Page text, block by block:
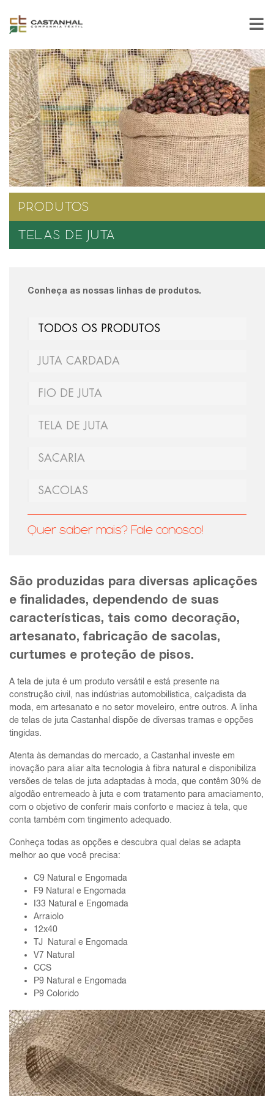
PRODUTOS
TELAS DE JUTA
Conheça as nossas linhas de produtos.
TODOS OS PRODUTOS
JUTA CARDADA
FIO DE JUTA
TELA DE JUTA
SACARIA
SACOLAS
Quer saber mais? Fale conosco!
São produzidas para diversas aplicações
e finalidades, dependendo de suas
características, tais como decoração,
artesanato, fabricação de sacolas,
curtumes e proteção de pisos.
A tela de juta é um produto versátil e está presente na
construção civil, nas indústrias automobilística, calçadista da
moda, em artesanato e no setor moveleiro, entre outros. A linha
de telas de juta Castanhal dispõe de diversas tramas e opções
tingidas.
Atenta às demandas do mercado, a Castanhal investe em
inovação para aliar alta tecnologia à fibra natural e disponibiliza
versões de telas de juta adaptadas à moda, que contêm 30% de
algodão entremeado à juta e com tratamento para amaciamento,
com o objetivo de conferir mais conforto e maciez à tela, que
conta também com tingimento adequado.
Conheça todas as opções e descubra qual delas se adapta
melhor ao que você precisa:
C9 Natural e Engomada
F9 Natural e Engomada
I33 Natural e Engomada
Arraiolo
12x40
TJ Natural e Engomada
V7 Natural
CCS
P9 Natural e Engomada
P9 Colorido